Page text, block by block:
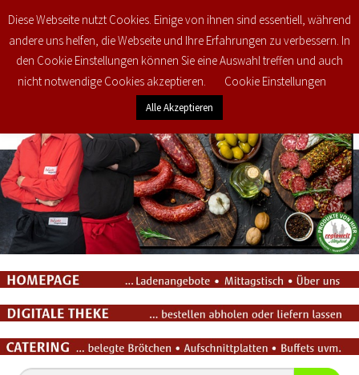
€0,00 0
Diese Webseite nutzt Cookies. Einige von ihnen sind essentiell, während
andere uns helfen, die Webseite und Ihre Erfahrungen zu verbessern. In
den Cookie Einstellungen können Sie eine Auswahl treffen und auch
nicht notwendige Cookies akzeptieren.
Cookie Einstellungen
Alle Akzeptieren